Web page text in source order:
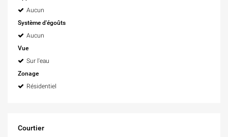
Aucun
Système d'égoûts
Aucun
Vue
Sur l'eau
Zonage
Résidentiel
Courtier